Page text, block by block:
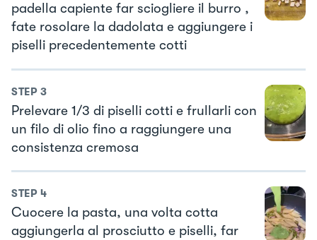
padella capiente far sciogliere il burro ,
fate rosolare la dadolata e aggiungere i
piselli precedentemente cotti
STEP 3
Prelevare 1/3 di piselli cotti e frullarli con
un filo di olio fino a raggiungere una
consistenza cremosa
STEP 4
Cuocere la pasta, una volta cotta
aggiungerla al prosciutto e piselli, far